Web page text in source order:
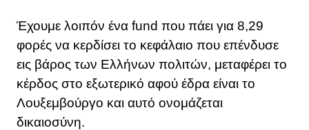
Έχουμε λοιπόν ένα fund που πάει για 8,29
φορές να κερδίσει το κεφάλαιο που επένδυσε
εις βάρος των Ελλήνων πολιτών, μεταφέρει το
κέρδος στο εξωτερικό αφού έδρα είναι το
Λουξεμβούργο και αυτό ονομάζεται
δικαιοσύνη.